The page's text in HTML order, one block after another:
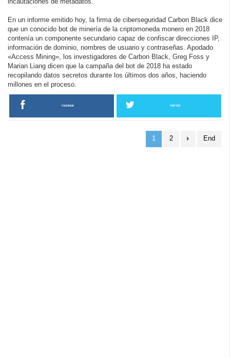
En un informe emitido hoy, la firma de ciberseguridad Carbon Black dice
que un conocido bot de minería de la criptomoneda monero en 2018
contenía un componente secundario capaz de confiscar direcciones IP,
información de dominio, nombres de usuario y contraseñas. Apodado
«Access Mining», los investigadores de Carbon Black, Greg Foss y
Marian Liang dicen que la campaña del bot de 2018 ha estado
recopilando datos secretos durante los últimos dos años, haciendo
millones en el proceso.
FACEBOOK TWITTER
1 2 End